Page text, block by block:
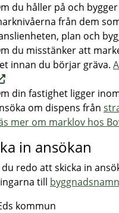
du håller på och
från dem
plan och
du misstänker att
innan du börjar gräva.
din fastighet ligger
om dispens från
mer om marklov hos
in ansökan
redo att skicka in
till
kommun